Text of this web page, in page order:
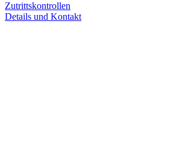
Zutrittskontrollen
Details und Kontakt